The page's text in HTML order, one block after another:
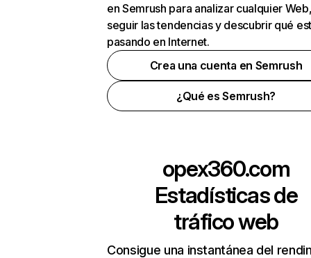
en Semrush para analizar cualquier
seguir las tendencias y descubrir qué
pasando en Internet.
Crea una cuenta en Semrush
¿Qué es Semrush?
opex360.com
Estadísticas de
tráfico web
Consigue una instantánea del